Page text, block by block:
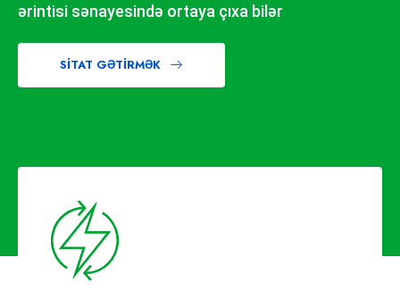
ərintisi sənayesində ortaya çıxa bilər
SITAT GƏTIRMƏK